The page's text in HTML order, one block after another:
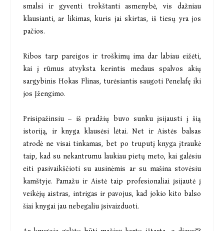
smalsi ir gyventi trokštanti asmenybė, vis dažniau
klausianti, ar likimas, kuris jai skirtas, iš tiesų yra jos
pačios.
Ribos tarp pareigos ir troškimų ima dar labiau eižėti,
kai į rūmus atvyksta kerintis medaus spalvos akių
sargybinis Hokas Flinas, turėsiantis saugoti Penelafę iki
jos Įžengimo.
Prisipažinsiu – iš pradžių buvo sunku įsijausti į šią
istoriją, ir knyga klausėsi lėtai. Net ir Aistės balsas
atrodė ne visai tinkamas, bet po truputį knyga įtraukė
taip, kad su nekantrumu laukiau pietų meto, kai galėsiu
eiti pasivaikščioti su ausinėmis ar su mašina stovėsiu
kamštyje. Pamažu ir Aistė taip profesionaliai įsijautė į
veikėjų aistras, intrigas ir pavojus, kad jokio kito balso
šiai knygai jau nebegaliu įsivaizduoti.